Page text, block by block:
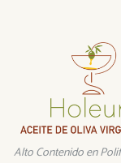
Alto Contenido en